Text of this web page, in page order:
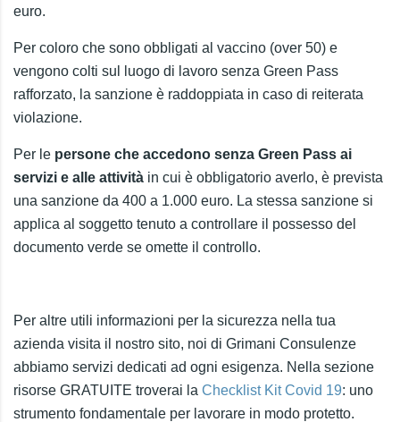
euro.
Per coloro che sono obbligati al vaccino (over 50) e
vengono colti sul luogo di lavoro senza Green Pass
rafforzato, la sanzione è raddoppiata in caso di reiterata
violazione.
Per le persone che accedono senza Green Pass ai
servizi e alle attività in cui è obbligatorio averlo, è prevista
una sanzione da 400 a 1.000 euro. La stessa sanzione si
applica al soggetto tenuto a controllare il possesso del
documento verde se omette il controllo.
Per altre utili informazioni per la sicurezza nella tua
azienda visita il nostro sito, noi di Grimani Consulenze
abbiamo servizi dedicati ad ogni esigenza. Nella sezione
risorse GRATUITE troverai la Checklist Kit Covid 19: uno
strumento fondamentale per lavorare in modo protetto.